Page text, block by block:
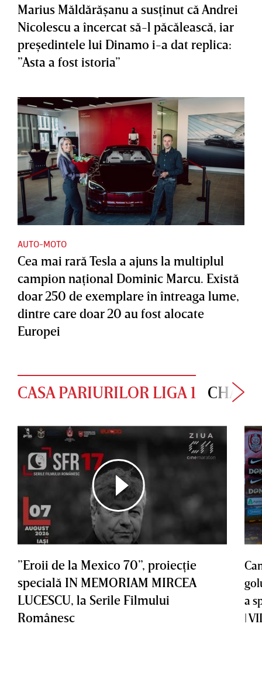
Marius Măldărăşanu a susţinut că Andrei
Nicolescu a încercat să-l păcălească, iar
preşedintele lui Dinamo i-a dat replica:
”Asta a fost istoria”
AUTO-MOTO
Cea mai rară Tesla a ajuns la multiplul
campion naţional Dominic Marcu. Există
doar 250 de exemplare în întreaga lume,
dintre care doar 20 au fost alocate
Europei
CASA PARIURILOR LIGA 1
”Eroii de la Mexico 70”, proiecţie
specială IN MEMORIAM MIRCEA
LUCESCU, la Serile Filmului
Românesc
a
|